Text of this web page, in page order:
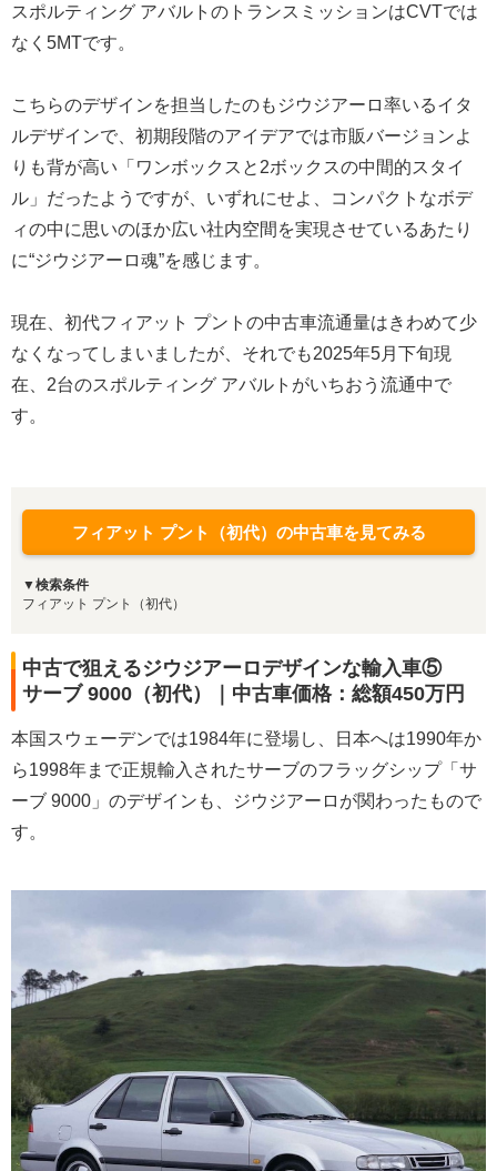
スポルティング アバルトのトランスミッションはCVTでは
なく5MTです。
こちらのデザインを担当したのもジウジアーロ率いるイタ
ルデザインで、初期段階のアイデアでは市販バージョンよ
りも背が高い「ワンボックスと2ボックスの中間的スタイ
ル」だったようですが、いずれにせよ、コンパクトなボデ
ィの中に思いのほか広い社内空間を実現させているあたり
に“ジウジアーロ魂”を感じます。
現在、初代フィアット プントの中古車流通量はきわめて少
なくなってしまいましたが、それでも2025年5月下旬現
在、2台のスポルティング アバルトがいちおう流通中で
す。
フィアット プント（初代）の中古車を見てみる
▼検索条件
フィアット プント（初代）
中古で狙えるジウジアーロデザインな輸入車⑤
サーブ 9000（初代）｜中古車価格：総額450万円
本国スウェーデンでは1984年に登場し、日本へは1990年か
ら1998年まで正規輸入されたサーブのフラッグシップ「サ
ーブ 9000」のデザインも、ジウジアーロが関わったもので
す。